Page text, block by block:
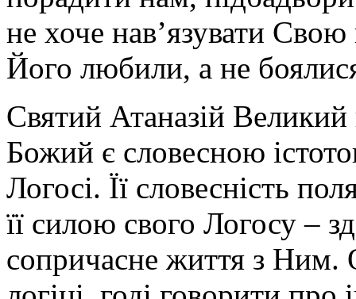
не хоче нав’язувати
Його любили, а не
Святий Атаназій
Божий є словесною
Логосі. Її словесність
її силою свого Логосу –
сопричасне життя з Ним.